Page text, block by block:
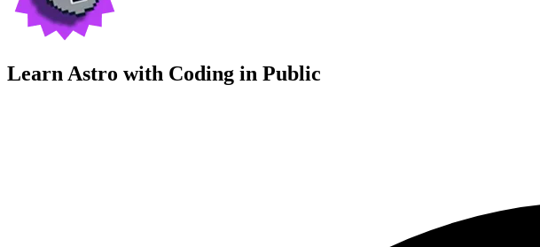
Learn Astro with Coding in Public